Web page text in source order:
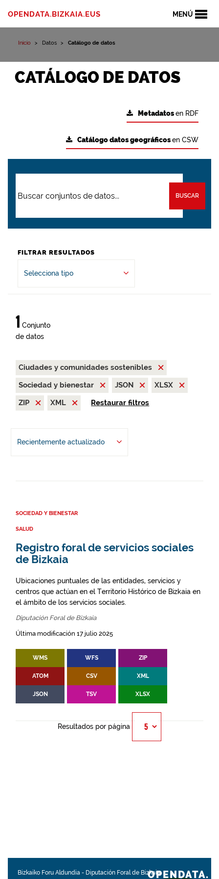
MENÚ
OPENDATA.BIZKAIA.EUS
Inicio Datos Catálogo de datos
CATÁLOGO DE DATOS
Metadatosen RDF
Catálogo datos geográficosen CSW
BUSCAR
FILTRAR RESULTADOS
Selecciona tipo
1 Conjunto
de datos
Ciudades y comunidades sostenibles
Sociedad y bienestar
JSON
XLSX
ZIP
XML Restaurar filtros
Recientemente actualizado
SOCIEDAD Y BIENESTAR
SALUD
Registro foral de servicios sociales
de Bizkaia
Ubicaciones puntuales de las entidades, servicios y
centros que actúan en el Territorio Histórico de Bizkaia en
el ámbito de los servicios sociales.
Diputación Foral de Bizkaia
Última modificación 17 julio 2025
WMS WFS ZIP
ATOM CSV XML
JSON TSV XLSX
Resultados por página
Bizkaiko Foru Aldundia - Diputación Foral de BizkaiaOPENDATA.